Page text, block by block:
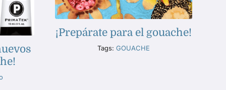
¡Prepárate para el gouache!
Tags: GOUACHE